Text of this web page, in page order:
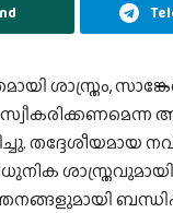
ശാസ്ത്രം,
തദ്ദേശീയമായ
ശാസ്ത്രവുമായി